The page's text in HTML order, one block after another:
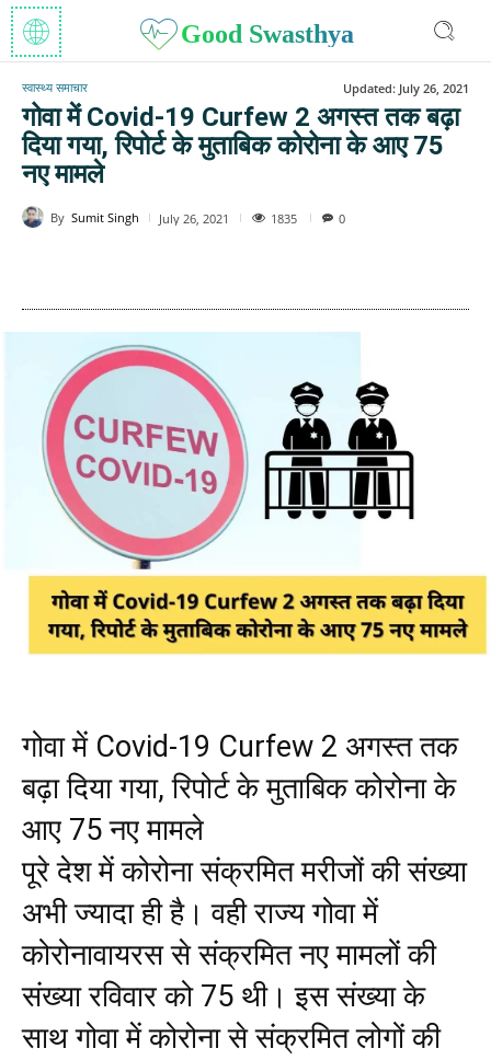
Good Swasthya
स्वास्थ्य समाचार Updated: July 26, 2021
गोवा में Covid-19 Curfew 2 अगस्त तक बढ़ा
दिया गया, रिपोर्ट के मुताबिक कोरोना के आए 75
नए मामले
By Sumit Singh July 26, 2021 1835 0
गोवा में Covid-19 Curfew 2 अगस्त तक
बढ़ा दिया गया, रिपोर्ट के मुताबिक कोरोना के
आए 75 नए मामले
पूरे देश में कोरोना संक्रमित मरीजों की संख्या
अभी ज्यादा ही है। वही राज्य गोवा में
कोरोनावायरस से संक्रमित नए मामलों की
संख्या रविवार को 75 थी। इस संख्या के
साथ गोवा में कोरोना से संक्रमित लोगों की